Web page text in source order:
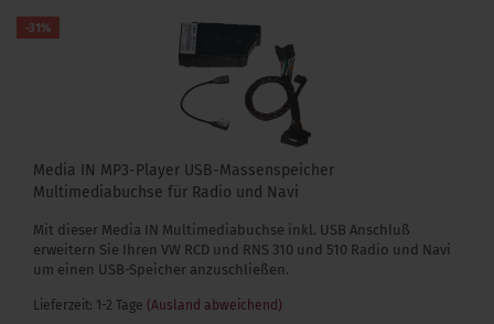
-31%
Media IN MP3-Player USB-Massenspeicher
Multimediabuchse für Radio und Navi
Mit dieser Media IN Multimediabuchse inkl. USB Anschluß
erweitern Sie Ihren VW RCD und RNS 310 und 510 Radio und Navi
um einen USB-Speicher anzuschließen.
Lieferzeit: 1-2 Tage (Ausland abweichend)